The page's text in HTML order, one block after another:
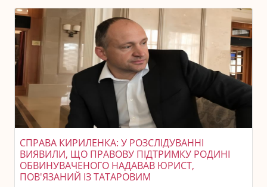
СПРАВА КИРИЛЕНКА: У РОЗСЛІДУВАННІ
ВИЯВИЛИ, ЩО ПРАВОВУ ПІДТРИМКУ РОДИНІ
ОБВИНУВАЧЕНОГО НАДАВАВ ЮРИСТ,
ПОВ'ЯЗАНИЙ ІЗ ТАТАРОВИМ